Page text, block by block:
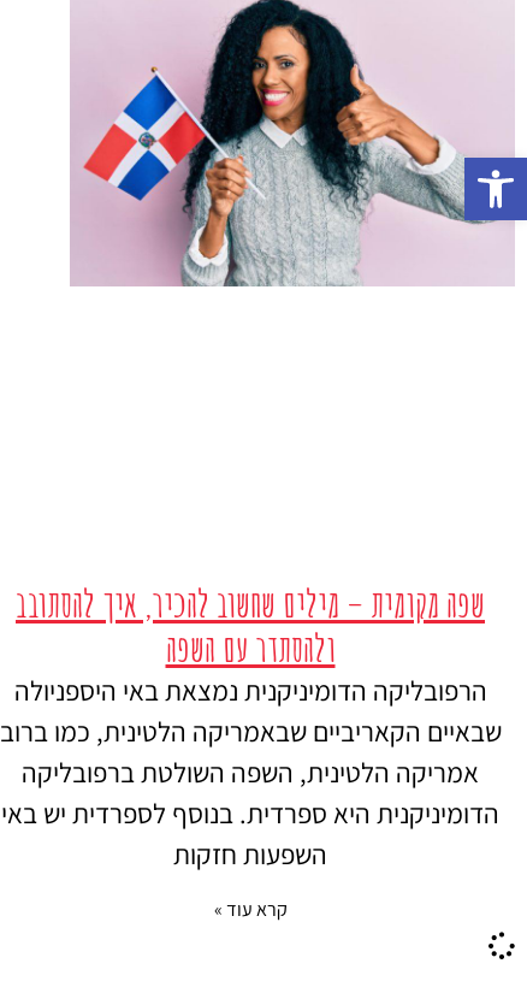
שפה מקומית – מילים שחשוב להכיר, איך להסתובב
ולהסתדר עם השפה
הרפובליקה הדומיניקנית נמצאת באי היספניולה
שבאיים הקאריביים שבאמריקה הלטינית, כמו ברוב
אמריקה הלטינית, השפה השולטת ברפובליקה
הדומיניקנית היא ספרדית. בנוסף לספרדית יש באי
השפעות חזקות
קרא עוד »
פתח סרגל נגישות